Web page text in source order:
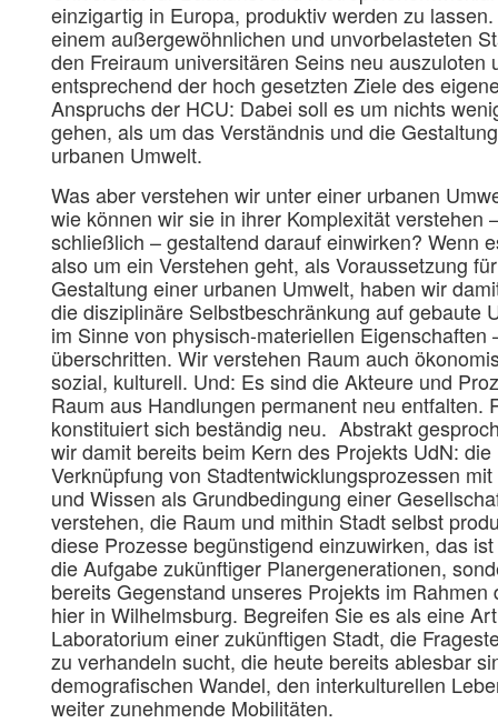
einzigartig in Europa, produktiv werden zu
einem außergewöhnlichen und unvorbelasteten
den Freiraum universitären Seins neu auszuloten
entsprechend der hoch gesetzten Ziele des
Anspruchs der HCU: Dabei soll es um nichts
gehen, als um das Verständnis und die
urbanen Umwelt.
Was aber verstehen wir unter einer urbanen
wie können wir sie in ihrer Komplexität verstehen
schließlich – gestaltend darauf einwirken? Wenn
also um ein Verstehen geht, als Voraussetzung
Gestaltung einer urbanen Umwelt, haben wir
die disziplinäre Selbstbeschränkung auf gebaute
im Sinne von physisch-materiellen Eigenschaften
überschritten. Wir verstehen Raum auch
sozial, kulturell. Und: Es sind die Akteure und
Raum aus Handlungen permanent neu entfalten.
konstituiert sich beständig neu. Abstrakt
wir damit bereits beim Kern des Projekts UdN: die
Verknüpfung von Stadtentwicklungsprozessen
und Wissen als Grundbedingung einer
verstehen, die Raum und mithin Stadt selbst
diese Prozesse begünstigend einzuwirken, das
die Aufgabe zukünftiger Planergenerationen,
bereits Gegenstand unseres Projekts im Rahmen
hier in Wilhelmsburg. Begreifen Sie es als eine Art
Laboratorium einer zukünftigen Stadt, die
zu verhandeln sucht, die heute bereits ablesbar
demografischen Wandel, den interkulturellen
weiter zunehmende Mobilitäten.